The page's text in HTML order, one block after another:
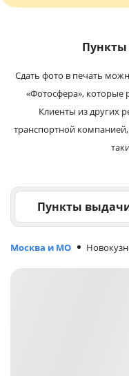
Сдать фото в печать
«Фотосфера», которые
Клиенты из других
транспортной
Пункты
Москва и МО